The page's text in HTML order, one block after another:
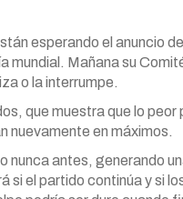
esperando el anuncio
mundial. Mañana su
o la interrumpe.
que muestra que lo peor
nuevamente en máximos.
nunca antes, generando
si el partido continúa y si